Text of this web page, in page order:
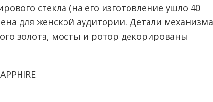
стекла (на его изготовление ушло 40
для женской аудитории. Детали механизма
золота, мосты и ротор декорированы